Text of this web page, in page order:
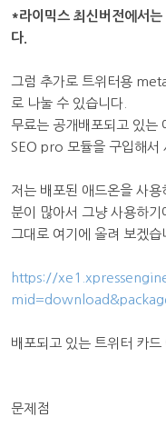
*라이믹스 최신버전에서
다.
그럼 추가로 트위터용
로 나눌 수 있습니다.
무료는 공개배포되고 있는
SEO pro 모듈을 구입해서
저는 배포된 애드온을 사
분이 많아서 그냥 사용하
그대로 여기에 올려 보겠습
https://
배포되고 있는 트위터 카
문제점